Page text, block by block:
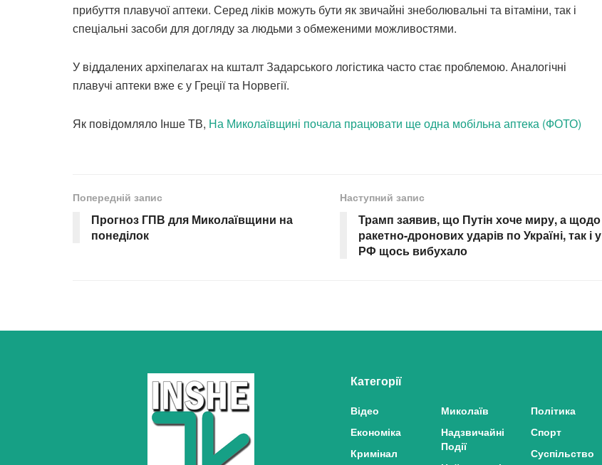
прибуття плавучої аптеки. Серед ліків можуть бути як звичайні знеболювальні та вітаміни, так і
спеціальні засоби для догляду за людьми з обмеженими можливостями.
У віддалених архіпелагах на кшталт Задарського логістика часто стає проблемою. Аналогічні
плавучі аптеки вже є у Греції та Норвегії.
Як повідомляло Інше ТВ, На Миколаївщині почала працювати ще одна мобільна аптека (ФОТО)
Попередній запис
Прогноз ГПВ для Миколаївщини на
понеділок
Наступний запис
Трамп заявив, що Путін хоче миру, а щодо
ракетно-дронових ударів по Україні, так і у
РФ щось вибухало
Категорії
Відео
Економіка
Кримінал
Миколаїв
Надзвичайні
Події
Політика
Спорт
Суспільство